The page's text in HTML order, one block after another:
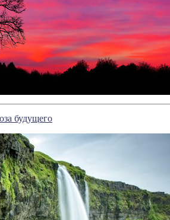
будущего